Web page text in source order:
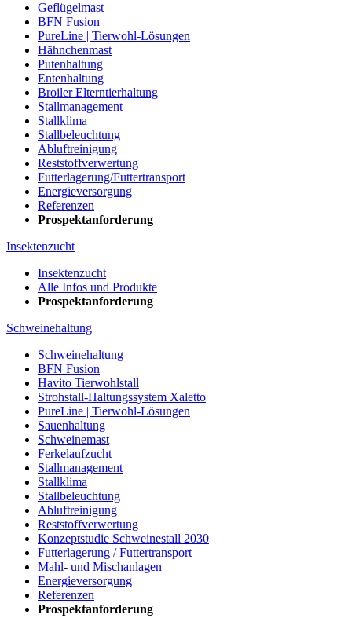
Geflügelmast
BFN Fusion
PureLine | Tierwohl-Lösungen
Hähnchenmast
Putenhaltung
Entenhaltung
Broiler Elterntierhaltung
Stallmanagement
Stallklima
Stallbeleuchtung
Abluftreinigung
Reststoffverwertung
Futterlagerung/Futtertransport
Energieversorgung
Referenzen
Prospektanforderung
Insektenzucht
Insektenzucht
Alle Infos und Produkte
Prospektanforderung
Schweinehaltung
Schweinehaltung
BFN Fusion
Havito Tierwohlstall
Strohstall-Haltungssystem Xaletto
PureLine | Tierwohl-Lösungen
Sauenhaltung
Schweinemast
Ferkelaufzucht
Stallmanagement
Stallklima
Stallbeleuchtung
Abluftreinigung
Reststoffverwertung
Konzeptstudie Schweinestall 2030
Futterlagerung / Futtertransport
Mahl- und Mischanlagen
Energieversorgung
Referenzen
Prospektanforderung